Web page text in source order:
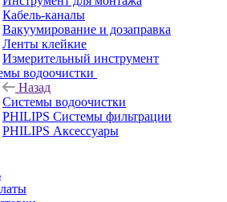
Кабель-каналы
Вакуумирование и дозаправка
Ленты клейкие
Измерительный инструмент
водоочистки
Назад
Системы водоочистки
PHILIPS Системы фильтрации
PHILIPS Аксессуары